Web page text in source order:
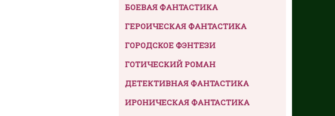
БОЕВАЯ ФАНТАСТИКА
ГЕРОИЧЕСКАЯ ФАНТАСТИКА
ГОРОДСКОЕ ФЭНТЕЗИ
ГОТИЧЕСКИЙ РОМАН
ДЕТЕКТИВНАЯ ФАНТАСТИКА
ИРОНИЧЕСКАЯ ФАНТАСТИКА